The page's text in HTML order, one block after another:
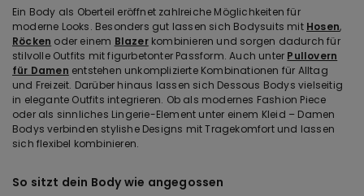
Ein Body als Oberteil eröffnet zahlreiche Möglichkeiten für
moderne Looks. Besonders gut lassen sich Bodysuits mit Hosen,
Röcken oder einem Blazerkombinieren und sorgen dadurch für
stilvolle Outfits mit figurbetonter Passform. Auch unter Pullovern
für Damen entstehen unkomplizierte Kombinationen für Alltag
und Freizeit. Darüber hinaus lassen sich Dessous Bodys vielseitig
in elegante Outfits integrieren. Ob als modernes Fashion Piece
oder als sinnliches Lingerie-Element unter einem Kleid – Damen
Bodys verbinden stylishe Designs mit Tragekomfort und lassen
sich flexibel kombinieren.
So sitzt dein Body wie angegossen